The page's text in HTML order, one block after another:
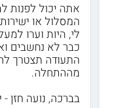
אתה יכול לפנות
המסלול או
כבר לא נחשבים
התעודה תצטרך
מההתחלה.
בברכה, נועה חזן -